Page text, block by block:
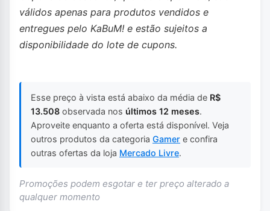
válidos apenas para produtos vendidos e
entregues pelo KaBuM! e estão sujeitos a
disponibilidade do lote de cupons.
Esse preço à vista está abaixo da média de R$
13.508 observada nos últimos 12 meses.
Aproveite enquanto a oferta está disponível. Veja
outros produtos da categoria Gamer e confira
outras ofertas da loja Mercado Livre.
Promoções podem esgotar e ter preço alterado a
qualquer momento